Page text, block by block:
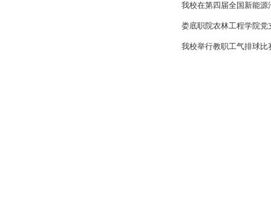
我校在第四届全国新能
娄底职院农林工程学院党
我校举行教职工气排球比